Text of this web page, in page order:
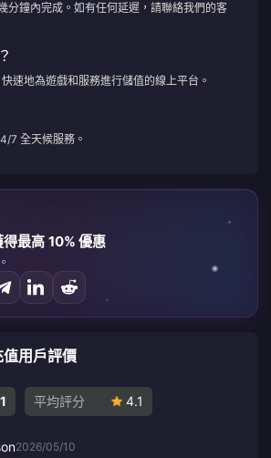
分鐘內完成。如有任何延遲，請聯絡我們的客
速地為遊戲和服務進行儲值的線上平台。
7 全天候服務。
最高 10% 優惠
用戶評價
平均評分 4.1
2026/05/10